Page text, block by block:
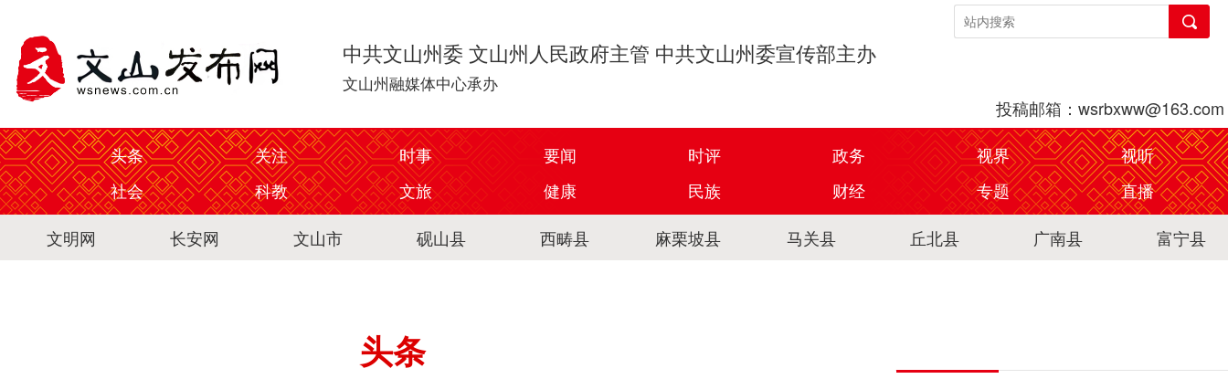
中共文山州委 文山州人民政府主管 中共文山州委宣传部主办
文山州融媒体中心承办
投稿邮箱：wsrbxww@163.com
头条
关注 时事 要闻 时评 政务 视界
视听
社会
科教 文旅 健康 民族 财经 专题
直播
文明网
长安网 文山市 砚山县 西畴县 麻栗坡县 马关县 丘北县 广南县 富宁县
头条